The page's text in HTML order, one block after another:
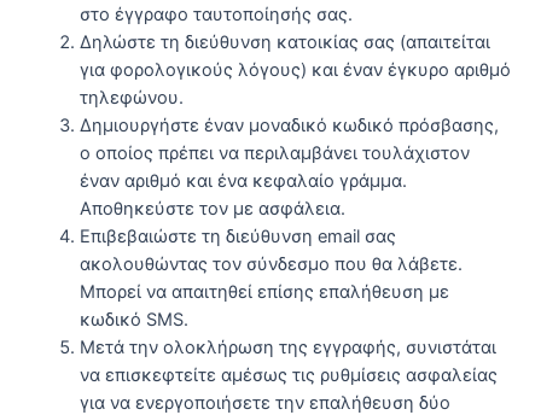
στο έγγραφο ταυτοποίησής σας.
Δηλώστε τη διεύθυνση κατοικίας σας (απαιτείται
για φορολογικούς λόγους) και έναν έγκυρο αριθμό
τηλεφώνου.
Δημιουργήστε έναν μοναδικό κωδικό πρόσβασης,
ο οποίος πρέπει να περιλαμβάνει τουλάχιστον
έναν αριθμό και ένα κεφαλαίο γράμμα.
Αποθηκεύστε τον με ασφάλεια.
Επιβεβαιώστε τη διεύθυνση email σας
ακολουθώντας τον σύνδεσμο που θα λάβετε.
Μπορεί να απαιτηθεί επίσης επαλήθευση με
κωδικό SMS.
Μετά την ολοκλήρωση της εγγραφής, συνιστάται
να επισκεφτείτε αμέσως τις ρυθμίσεις ασφαλείας
για να ενεργοποιήσετε την επαλήθευση δύο